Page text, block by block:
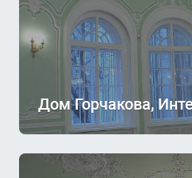
Дом Горчакова,